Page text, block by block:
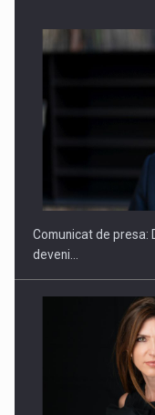
SAPTE
Comunicat de
deveni…